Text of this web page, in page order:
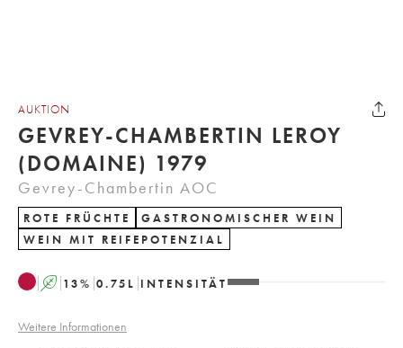
AUKTION
GEVREY-CHAMBERTIN LEROY
(DOMAINE) 1979
Gevrey-Chambertin AOC
ROTE FRÜCHTE
GASTRONOMISCHER WEIN
WEIN MIT REIFEPOTENZIAL
A 13% 0.75 L INTENSITÄT
Weitere Informationen